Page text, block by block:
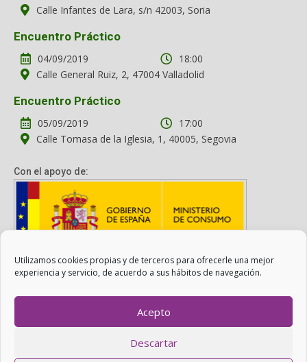
Utilizamos cookies propias y de terceros para ofrecerle una mejor
experiencia y servicio, de acuerdo a sus hábitos de navegación.
Acepto
Descartar
Calle Infantes de Lara, s/n 42003, Soria
Encuentro Práctico
04/09/2019
18:00
Calle General Ruiz, 2, 47004 Valladolid
Encuentro Práctico
05/09/2019
17:00
Calle Tomasa de la Iglesia, 1, 40005, Segovia
Con el apoyo de:
Con el apoyo del Ministerio de Consumo. Su contenido es
responsabilidad exclusiva de la asociación.